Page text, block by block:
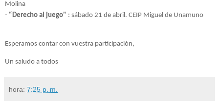
Molina
- “Derecho al juego" : sábado 21 de abril. CEIP Miguel de Unamuno
Esperamos contar con vuestra participación,
Un saludo a todos
hora: 7:25 p. m.